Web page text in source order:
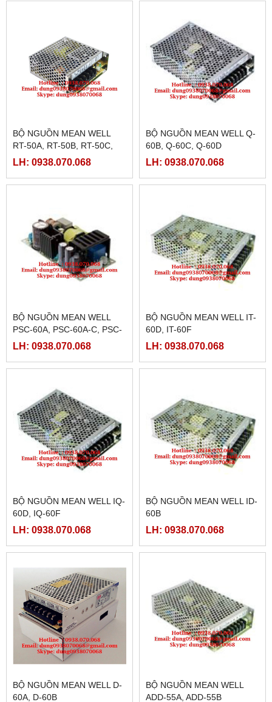
BỘ NGUỒN MEAN WELL
RT-50A, RT-50B, RT-50C,
RT-50D
LH: 0938.070.068
BỘ NGUỒN MEAN WELL Q-
60B, Q-60C, Q-60D
LH: 0938.070.068
BỘ NGUỒN MEAN WELL
PSC-60A, PSC-60A-C, PSC-
60B, PSC-60B-C
LH: 0938.070.068
BỘ NGUỒN MEAN WELL IT-
60D, IT-60F
LH: 0938.070.068
BỘ NGUỒN MEAN WELL IQ-
60D, IQ-60F
LH: 0938.070.068
BỘ NGUỒN MEAN WELL ID-
60B
LH: 0938.070.068
BỘ NGUỒN MEAN WELL D-
60A, D-60B
BỘ NGUỒN MEAN WELL
ADD-55A, ADD-55B